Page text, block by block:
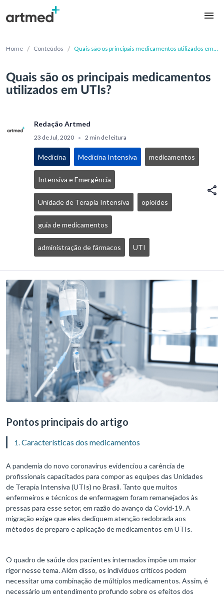
Home / Conteúdos / Quais são os principais medicamentos utilizados em
Quais são os principais medicamentos
utilizados em UTIs?
Redação Artmed
23 de Jul, 2020 • 2 min de leitura
Medicina Medicina Intensiva medicamentos
Intensiva e Emergência
Unidade de Terapia Intensiva opioides
guia de medicamentos
administração de fármacos UTI
Pontos principais do artigo
Características dos medicamentos
A pandemia do novo coronavírus evidenciou a carência de
profissionais capacitados para compor as equipes das Unidades
de Terapia Intensiva (UTIs) no Brasil. Tanto que muitos
enfermeiros e técnicos de enfermagem foram remanejados às
pressas para esse setor, em razão do avanço da Covid-19. A
migração exige que eles dediquem atenção redobrada aos
métodos de preparo e aplicação de medicamentos em UTIs.
O quadro de saúde dos pacientes internados impõe um maior
rigor nesse tema. Além disso, os indivíduos críticos podem
necessitar uma combinação de múltiplos medicamentos. Assim, é
necessário um entendimento profundo sobre os efeitos dos